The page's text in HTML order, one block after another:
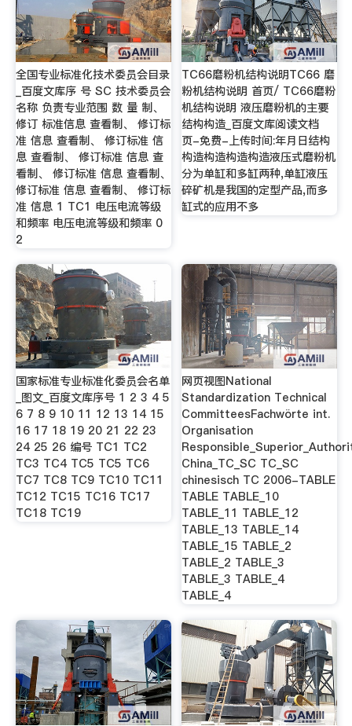
全国专业标准化技术委员会目录
_百度文库序 号 SC 技术委员会
名称 负责专业范围 数 量 制、
修订 标准信息 查看制、 修订标
准 信息 查看制、 修订标准 信
息 查看制、 修订标准 信息 查
看制、 修订标准 信息 查看制、
修订标准 信息 查看制、 修订标
准 信息 1 TC1 电压电流等级
和频率 电压电流等级和频率 0
2
TC66磨粉机结构说明TC66 磨
粉机结构说明 首页/ TC66磨粉
机结构说明 液压磨粉机的主要
结构构造_百度文库阅读文档
页-免费-上传时间:年月日结构
构造构造构造构造液压式磨粉机
分为单缸和多缸两种,单缸液压
碎矿机是我国的定型产品,而多
缸式的应用不多
国家标准专业标准化委员会名单
_图文_百度文库序号 1 2 3 4 5
6 7 8 9 10 11 12 13 14 15
16 17 18 19 20 21 22 23
24 25 26 编号 TC1 TC2
TC3 TC4 TC5 TC5 TC6
TC7 TC8 TC9 TC10 TC11
TC12 TC15 TC16 TC17
TC18 TC19
网页视图National
Standardization Technical
CommitteesFachwörte int.
Organisation
China_TC_SC TC_SC
chinesisch TC 2006-TABLE
TABLE TABLE_10
TABLE_11 TABLE_12
TABLE_13 TABLE_14
TABLE_15 TABLE_2
TABLE_2 TABLE_3
TABLE_3 TABLE_4
TABLE_4